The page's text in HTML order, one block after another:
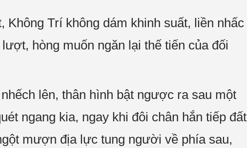
Trí không dám khinh suất, liền nhấc
hòng muốn ngăn lại thế tiến của đối
lên, thân hình bật ngược ra sau một
ngang kia, ngay khi đôi chân hắn tiếp đất
mượn địa lực tung người về phía sau,